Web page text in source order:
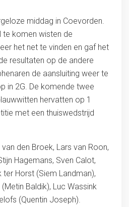
middag in Coevorden.
komen wisten de
het net te vinden en gaf het
resultaten op de andere
de aansluiting weer te
in 2G. De komende twee
hervatten op 1
met een thuiswedstrijd
den Broek, Lars van Roon,
Hagemans, Sven Calot,
Horst (Siem Landman),
(Metin Baldik), Luc Wassink
(Quentin Joseph).